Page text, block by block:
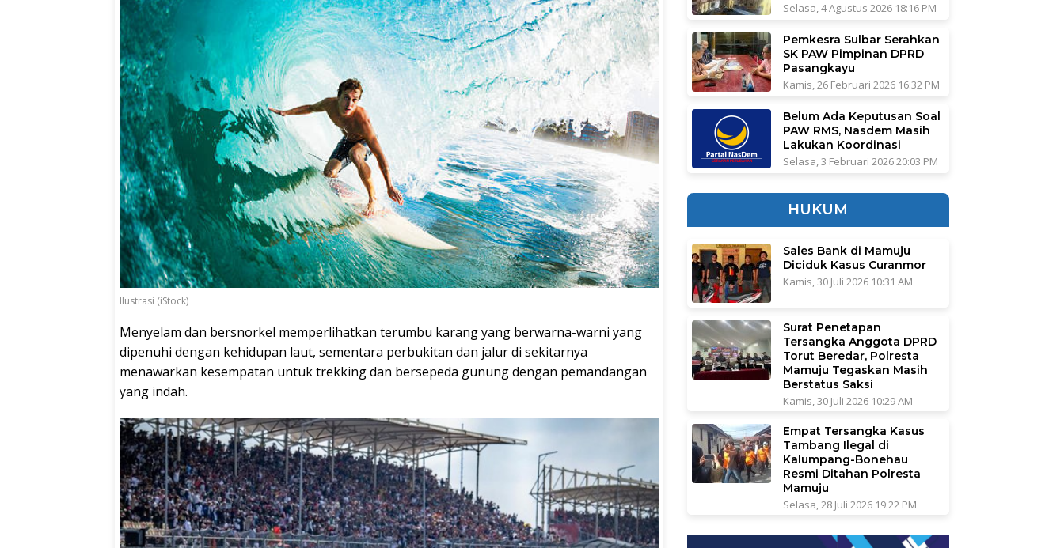
Ilustrasi (iStock)
Menyelam dan bersnorkel memperlihatkan terumbu karang yang berwarna-warni yang
dipenuhi dengan kehidupan laut, sementara perbukitan dan jalur di sekitarnya
menawarkan kesempatan untuk trekking dan bersepeda gunung dengan pemandangan
yang indah.
Selasa, 4 Agustus 2026 18:16 PM
Pemkesra Sulbar Serahkan
SK PAW Pimpinan DPRD
Pasangkayu
Kamis, 26 Februari 2026 16:32 PM
Belum Ada Keputusan Soal
PAW RMS, Nasdem Masih
Lakukan Koordinasi
Selasa, 3 Februari 2026 20:03 PM
HUKUM
Sales Bank di Mamuju
Diciduk Kasus Curanmor
Kamis, 30 Juli 2026 10:31 AM
Surat Penetapan
Tersangka Anggota DPRD
Torut Beredar, Polresta
Mamuju Tegaskan Masih
Berstatus Saksi
Kamis, 30 Juli 2026 10:29 AM
Empat Tersangka Kasus
Tambang Ilegal di
Kalumpang-Bonehau
Resmi Ditahan Polresta
Mamuju
Selasa, 28 Juli 2026 19:22 PM